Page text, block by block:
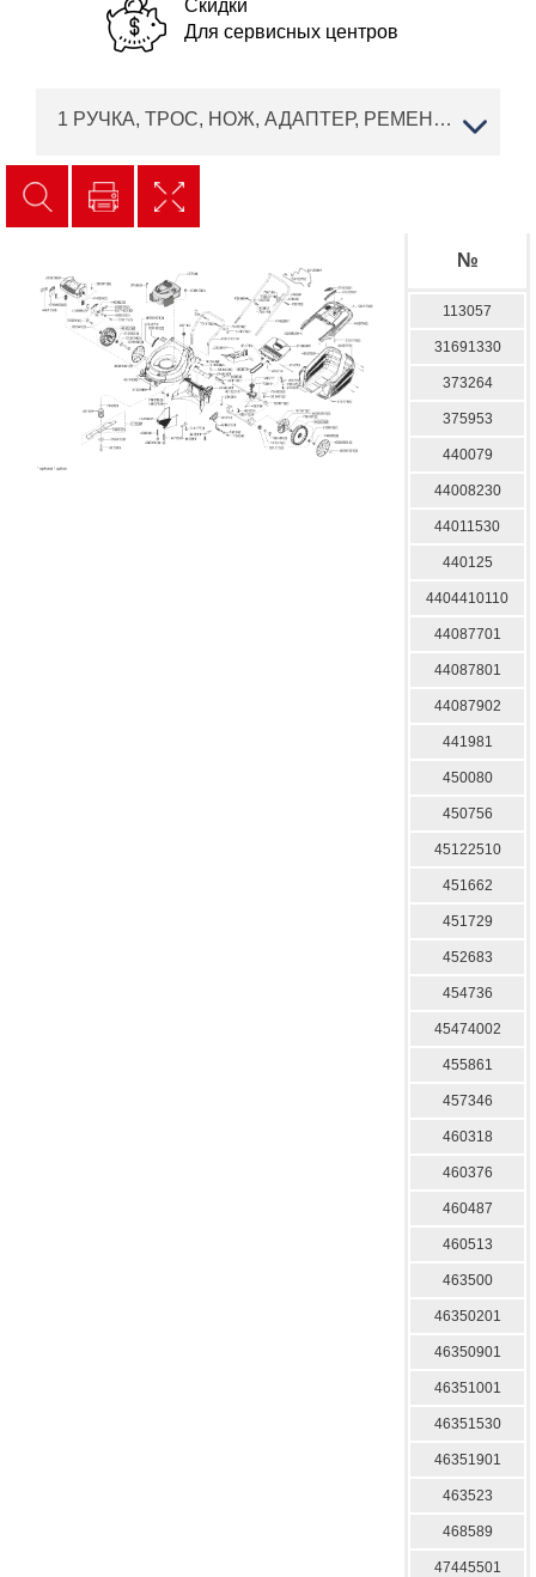
Скидки
Для сервисных центров
1 РУЧКА, ТРОС, НОЖ, АДАПТЕР, РЕМЕНЬ, КОЛЕСА solo by AL-KO бензиновая газонокосилка 4710 SP-A
№
113057
31691330
373264
375953
440079
44008230
44011530
440125
4404410110
44087701
44087801
44087902
441981
450080
450756
45122510
451662
451729
452683
454736
45474002
455861
457346
460318
460376
460487
460513
463500
46350201
46350901
46351001
46351530
46351901
463523
468589
47445501